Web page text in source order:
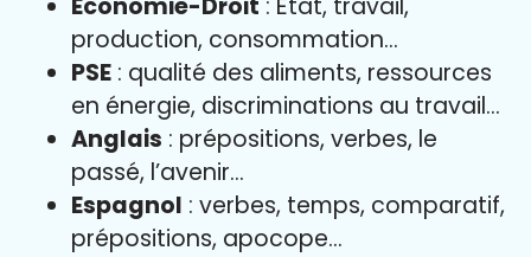
Économie-Droit : État, travail,
production, consommation…
PSE : qualité des aliments, ressources
en énergie, discriminations au travail…
Anglais : prépositions, verbes, le
passé, l’avenir…
Espagnol : verbes, temps, comparatif,
prépositions, apocope…